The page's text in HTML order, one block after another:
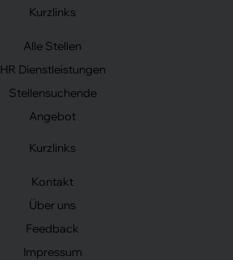
Kurzlinks
Alle Stellen
HR Dienstleistungen
Stellensuchende
Angebot
Kurzlinks
Kontakt
Über uns
Feedback
Impressum